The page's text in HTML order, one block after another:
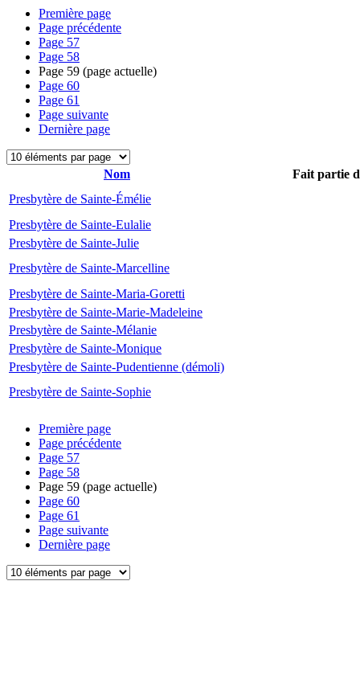
Première page
Page précédente
Page 57
Page 58
Page 59 (page actuelle)
Page 60
Page 61
Page suivante
Dernière page
Nom
Fait partie
Presbytère de Sainte-Émélie
Presbytère de Sainte-Eulalie
Presbytère de Sainte-Julie
Presbytère de Sainte-Marcelline
Presbytère de Sainte-Maria-Goretti
Presbytère de Sainte-Marie-Madeleine
Presbytère de Sainte-Mélanie
Presbytère de Sainte-Monique
Presbytère de Sainte-Pudentienne (démoli)
Presbytère de Sainte-Sophie
Première page
Page précédente
Page 57
Page 58
Page 59 (page actuelle)
Page 60
Page 61
Page suivante
Dernière page